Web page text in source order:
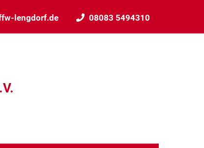
lengdorf.de 08083 5494310